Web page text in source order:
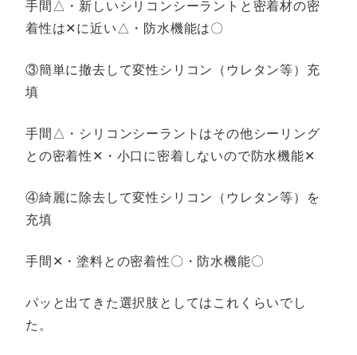
手間△・新しいシリコンシーラントと密着材の密
着性は‪✕‬に近い△・防水機能は〇
③簡単に撤去して変性シリコン（ウレタン等）充
填
手間△・シリコンシーラントはその他シーリング
との密着性‪✕‬・小口に密着しないので防水機能‪✕‬
④綺麗に除去して変性シリコン（ウレタン等）を
充填
手間‪✕‬・塗料との密着性〇・防水機能〇
パッと出てきた選択肢としてはこれくらいでし
た。